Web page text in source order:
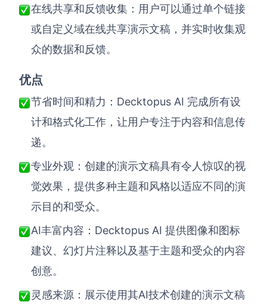
在线共享和反馈收集：用户可以通过单个链接
或自定义域在线共享演示文稿，并实时收集观
众的数据和反馈。
优点
节省时间和精力： Decktopus AI 完成所有设
计和格式化工作，让用户专注于内容和信息传
递。
专业外观：创建的演示文稿具有令人惊叹的视
觉效果，提供多种主题和风格以适应不同的演
示目的和受众。
AI丰富内容：Decktopus AI 提供图像和图标
建议、幻灯片注释以及基于主题和受众的内容
创意。
灵感来源：展示使用其AI技术创建的演示文稿